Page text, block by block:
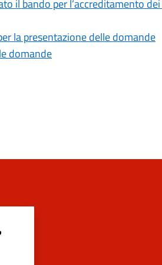
il bando per l’accreditamento
la presentazione delle domande
domande